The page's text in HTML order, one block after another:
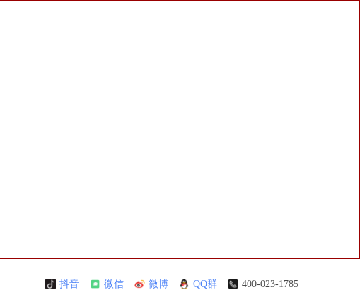
抖音 微信 微博 QQ群 400-023-1785